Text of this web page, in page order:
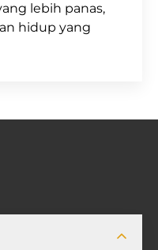
lebih panas,
hidup yang